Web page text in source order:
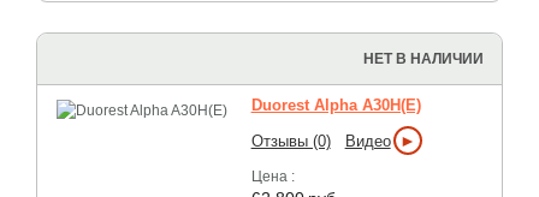
НЕТ В НАЛИЧИИ
Duorest Alpha A30H(E)
Отзывы (0)
Видео ►
Цена :